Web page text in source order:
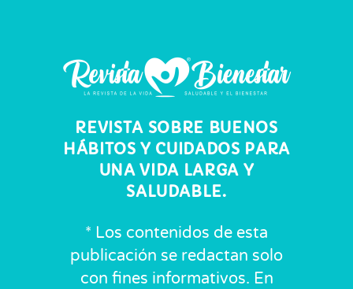
REVISTA SOBRE BUENOS
HÁBITOS Y CUIDADOS PARA
UNA VIDA LARGA Y
SALUDABLE.
* Los contenidos de esta
publicación se redactan solo
con fines informativos. En